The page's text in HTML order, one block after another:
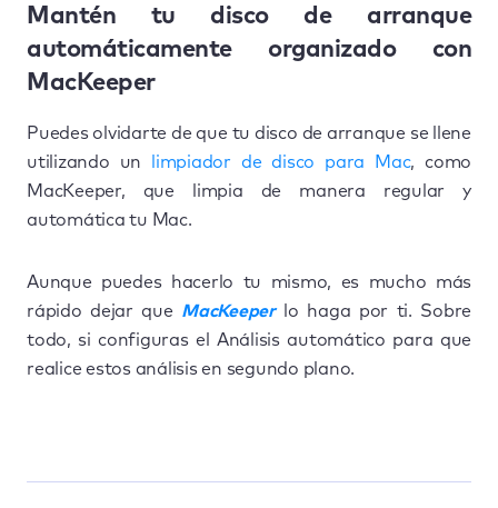
Mantén tu disco de arranque
automáticamente organizado con
MacKeeper
Puedes olvidarte de que tu disco de arranque se llene
utilizando un
limpiador de disco para Mac, como
MacKeeper, que limpia de manera regular y
automática tu Mac.
Aunque puedes hacerlo tu mismo, es mucho más
rápido dejar que MacKeeperlo haga por ti. Sobre
todo, si configuras el Análisis automático para que
realice estos análisis en segundo plano.